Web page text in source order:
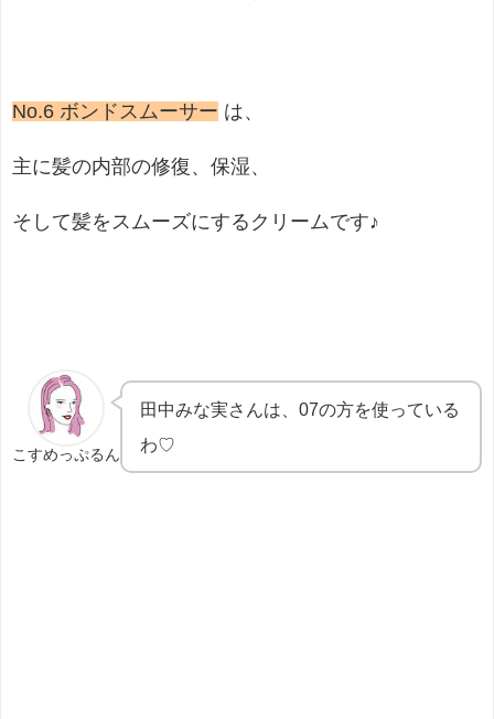
No.6 ボンドスムーサー は、
主に髪の内部の修復、保湿、
そして髪をスムーズにするクリームです♪
こすめっぷるん
田中みな実さんは、07の方を使っている
わ♡